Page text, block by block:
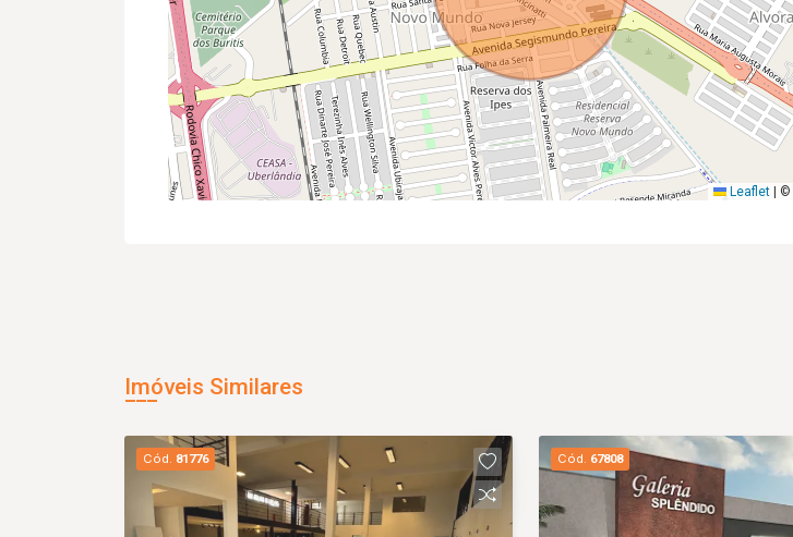
Leaflet ©
Imóveis Similares
Cód. 81776 Cód. 67808